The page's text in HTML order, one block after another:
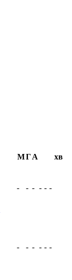
МГА хв
- - - - - -
- - - - - -